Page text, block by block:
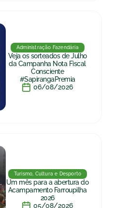
Administração Fazendária
Veja os sorteados de Julho
da Campanha Nota Fiscal
Consciente
#SapirangaPremia
06/08/2026
Turismo, Cultura e Desporto
Um mês para a abertura do
Acampamento Farroupilha
2026
05/08/2026